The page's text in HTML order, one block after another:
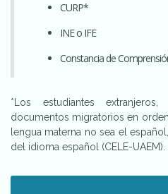
CURP*
INE o IFE
Constancia de
*Los estudiantes
documentos migratorios en
lengua materna no sea el
del idioma español (CELE-UAEM).